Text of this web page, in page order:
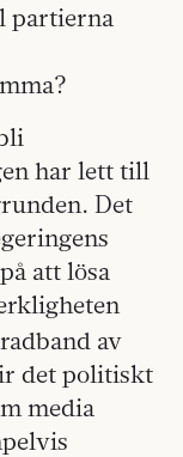
partierna
har lett till
Det
att lösa
av
det politiskt
media